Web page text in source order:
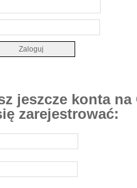
jeszcze konta na
zarejestrować: